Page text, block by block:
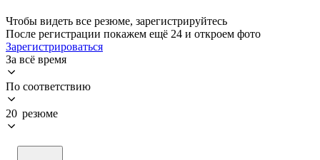
Чтобы видеть все резюме, зарегистрируйтесь
После регистрации покажем ещё 24 и откроем фото
Зарегистрироваться
За всё время
По соответствию
20 резюме